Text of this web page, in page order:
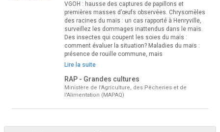
VGOH : hausse des captures de papillons et
premières masses d’œufs observées. Chrysomèles
des racines du maïs : un cas rapporté à Henryville,
surveillez les dommages inattendus dans le maïs.
Des insectes qui coupent les soies du maïs :
comment évaluer la situation? Maladies du maïs :
présence de rouille commune, mais
Lire la suite
RAP - Grandes cultures
Ministère de l'Agriculture, des Pêcheries et de
l'Alimentation (MAPAQ)